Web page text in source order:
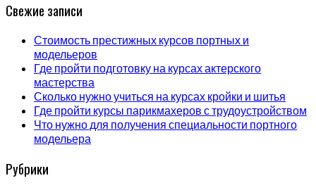
Свежие записи
Стоимость престижных курсов портных и
модельеров
Где пройти подготовку на курсах актерского
мастерства
Сколько нужно учиться на курсах кройки и шитья
Где пройти курсы парикмахеров с трудоустройством
Что нужно для получения специальности портного
модельера
Рубрики